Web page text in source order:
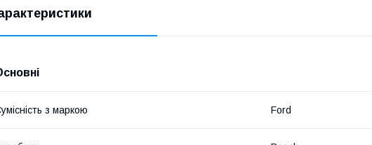
з маркою Ford